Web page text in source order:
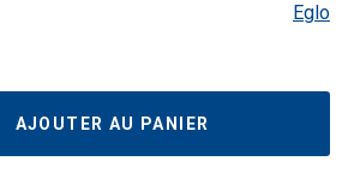
Eglo
AJOUTER AU PANIER